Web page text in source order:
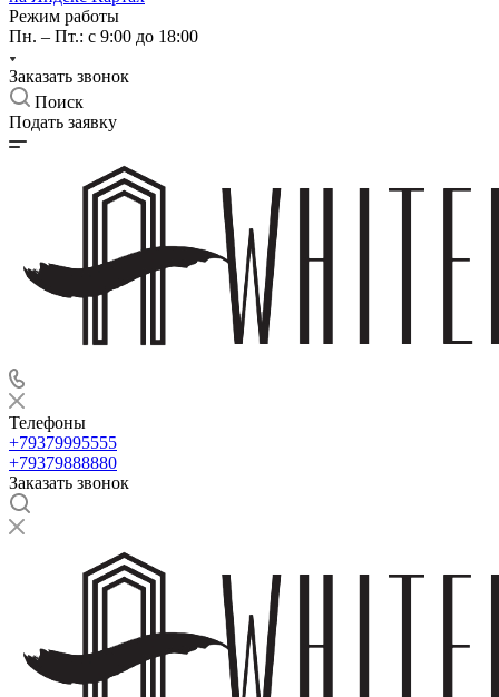
Режим работы
Пн. – Пт.: с 9:00 до 18:00
Заказать звонок
Поиск
Подать заявку
Телефоны
+79379995555
+79379888880
Заказать звонок